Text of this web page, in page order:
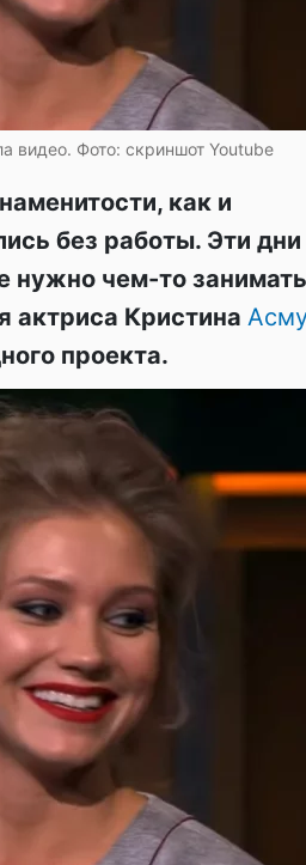
видео. Фото: скриншот Youtube
как и
без работы. Эти дни
нужно чем-то
актриса Кристина
проекта.